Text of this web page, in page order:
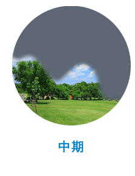
中期